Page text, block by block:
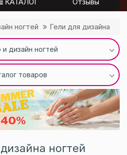
ногтей Гели для дизайна
дизайн ногтей
товаров
ногтей